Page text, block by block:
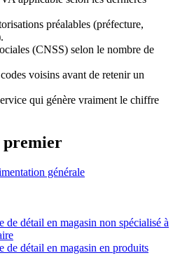
préalables (préfecture,
(CNSS) selon le nombre de
voisins avant de retenir un
qui génère vraiment le chiffre
premier
générale
de détail en magasin non spécialisé à
de détail en magasin en produits